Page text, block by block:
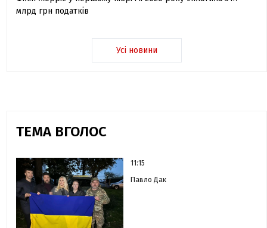
млрд грн податків
Усі новини
ТЕМА ВГОЛОС
11:15
Павло Дак